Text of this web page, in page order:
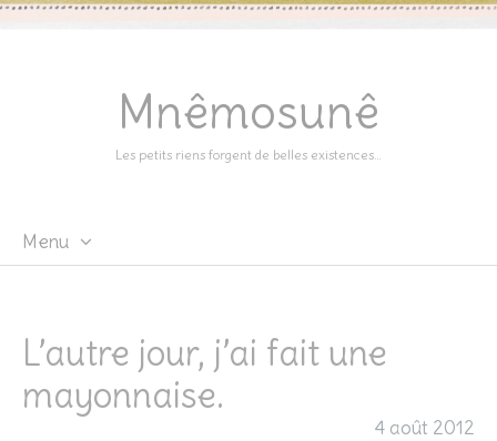
Mnêmosunê
Les petits riens forgent de belles existences…
Menu
L’autre jour, j’ai fait une
mayonnaise.
4 août 2012